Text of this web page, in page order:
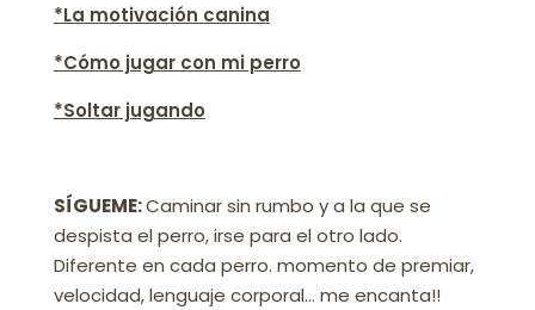
*La motivación canina
*Cómo jugar con mi perro
*Soltar jugando
SÍGUEME:Caminar sin rumbo y a la que se
despista el perro, irse para el otro lado.
Diferente en cada perro. momento de premiar,
velocidad, lenguaje corporal… me encanta!!